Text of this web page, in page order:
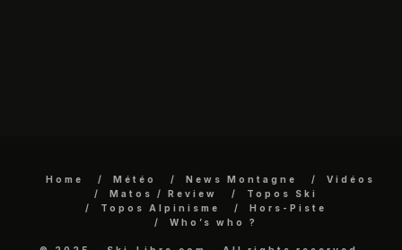
Home Météo News Montagne
Vidéos
Matos / Review
Topos Ski
Topos Alpinisme
Hors-Piste
Who’s who ?